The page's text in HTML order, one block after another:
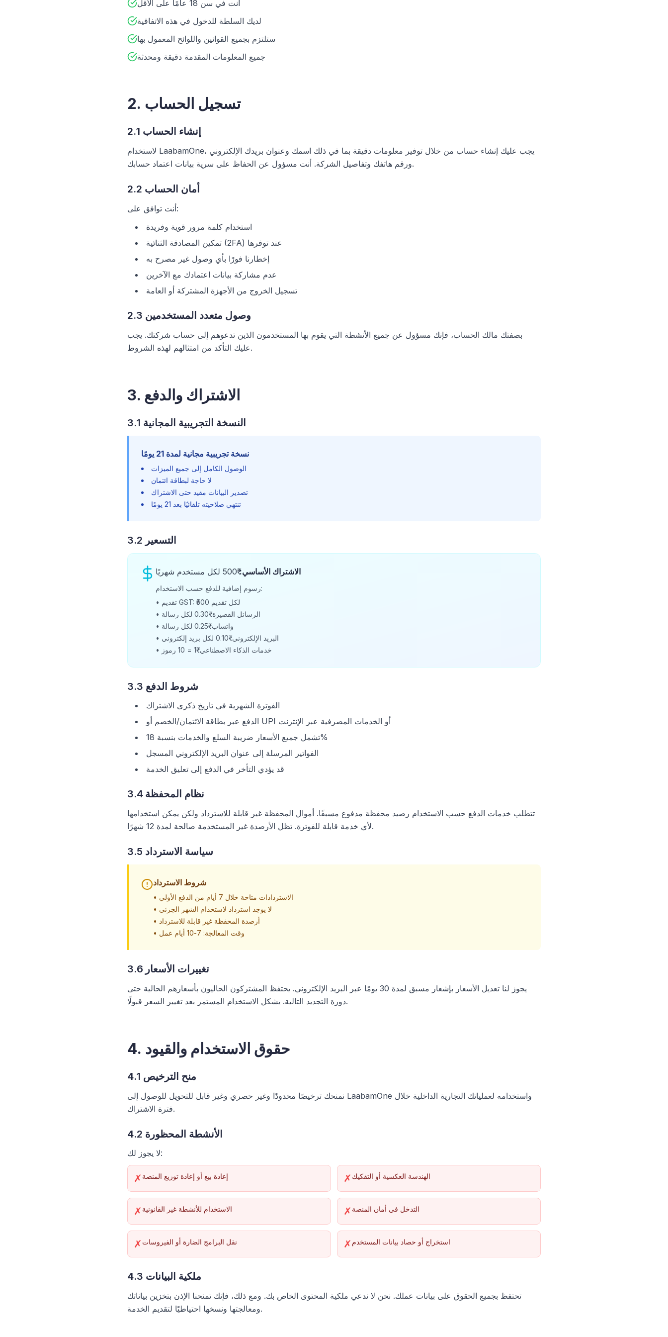
أنت في سن 18 عامًا على الأقل
لديك السلطة للدخول في هذه الاتفاقية
ستلتزم بجميع القوانين واللوائح المعمول بها
جميع المعلومات المقدمة دقيقة ومحدثة
2. تسجيل الحساب
2.1 إنشاء الحساب
لاستخدام LaabamOne، يجب عليك إنشاء حساب من خلال توفير معلومات دقيقة بما في ذلك اسمك وعنوان بريدك الإلكتروني
ورقم هاتفك وتفاصيل الشركة. أنت مسؤول عن الحفاظ على سرية بيانات اعتماد حسابك.
2.2 أمان الحساب
أنت توافق على:
استخدام كلمة مرور قوية وفريدة
تمكين المصادقة الثنائية (2FA) عند توفرها
إخطارنا فورًا بأي وصول غير مصرح به
عدم مشاركة بيانات اعتمادك مع الآخرين
تسجيل الخروج من الأجهزة المشتركة أو العامة
2.3 وصول متعدد المستخدمين
بصفتك مالك الحساب، فإنك مسؤول عن جميع الأنشطة التي يقوم بها المستخدمون الذين تدعوهم إلى حساب شركتك. يجب
عليك التأكد من امتثالهم لهذه الشروط.
3. الاشتراك والدفع
3.1 النسخة التجريبية المجانية
نسخة تجريبية مجانية لمدة 21 يومًا
الوصول الكامل إلى جميع الميزات
لا حاجة لبطاقة ائتمان
تصدير البيانات مقيد حتى الاشتراك
تنتهي صلاحيته تلقائيًا بعد 21 يومًا
3.2 التسعير
الاشتراك الأساسي:
رسوم إضافية للدفع حسب الاستخدام:
•
تقديم GST: ₹500 لكل تقديم
•
الرسائل القصيرة: ₹0.30 لكل رسالة
•
واتساب: ₹0.25 لكل رسالة
•
البريد الإلكتروني: ₹0.10 لكل بريد إلكتروني
•
خدمات الذكاء الاصطناعي: ₹1 = 10 رموز
3.3 شروط الدفع
الفوترة الشهرية في تاريخ ذكرى الاشتراك
الدفع عبر بطاقة الائتمان/الخصم أو UPI أو الخدمات المصرفية عبر الإنترنت
تشمل جميع الأسعار ضريبة السلع والخدمات بنسبة 18%
الفواتير المرسلة إلى عنوان البريد الإلكتروني المسجل
قد يؤدي التأخر في الدفع إلى تعليق الخدمة
3.4 نظام المحفظة
تتطلب خدمات الدفع حسب الاستخدام رصيد محفظة مدفوع مسبقًا. أموال المحفظة غير قابلة للاسترداد ولكن يمكن استخدامها
لأي خدمة قابلة للفوترة. تظل الأرصدة غير المستخدمة صالحة لمدة 12 شهرًا.
3.5 سياسة الاسترداد
شروط الاسترداد
•
الاستردادات متاحة خلال 7 أيام من الدفع الأولي
• لا يوجد استرداد لاستخدام الشهر الجزئي
• أرصدة المحفظة غير قابلة للاسترداد
•
وقت المعالجة: 7-10 أيام عمل
3.6 تغييرات الأسعار
يجوز لنا تعديل الأسعار بإشعار مسبق لمدة 30 يومًا عبر البريد الإلكتروني. يحتفظ المشتركون الحاليون بأسعارهم الحالية حتى
دورة التجديد التالية. يشكل الاستخدام المستمر بعد تغيير السعر قبولًا.
4. حقوق الاستخدام والقيود
4.1 منح الترخيص
نمنحك ترخيصًا محدودًا وغير حصري وغير قابل للتحويل للوصول إلى LaabamOne واستخدامه لعملياتك التجارية الداخلية خلال
فترة الاشتراك.
4.2 الأنشطة المحظورة
لا يجوز لك:
✗ إعادة بيع أو إعادة توزيع المنصة ✗ الهندسة العكسية أو التفكيك
✗ الاستخدام للأنشطة غير القانونية ✗ التدخل في أمان المنصة
✗ نقل البرامج الضارة أو الفيروسات ✗ استخراج أو حصاد بيانات المستخدم
4.3 ملكية البيانات
تحتفظ بجميع الحقوق على بيانات عملك. نحن لا ندعي ملكية المحتوى الخاص بك. ومع ذلك، فإنك تمنحنا الإذن بتخزين بياناتك
ومعالجتها ونسخها احتياطيًا لتقديم الخدمة.